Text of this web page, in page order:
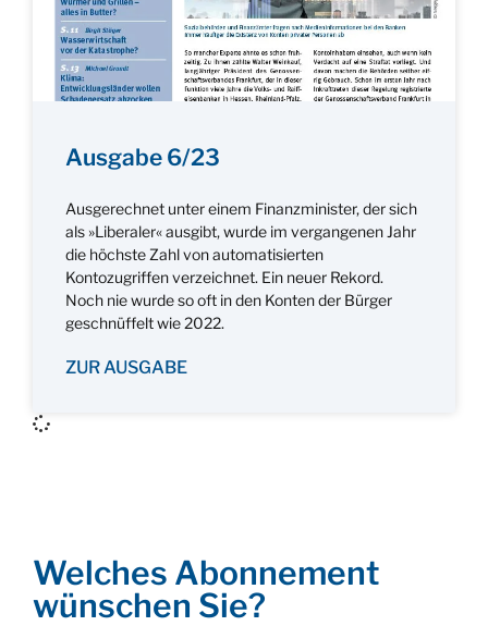
Ausgabe 6/23
Ausgerechnet unter einem Finanzminister, der sich
als »Liberaler« ausgibt, wurde im vergangenen Jahr
die höchste Zahl von automatisierten
Kontozugriffen verzeichnet. Ein neuer Rekord.
Noch nie wurde so oft in den Konten der Bürger
geschnüffelt wie 2022.
ZUR AUSGABE
Welches Abonnement
wünschen Sie?